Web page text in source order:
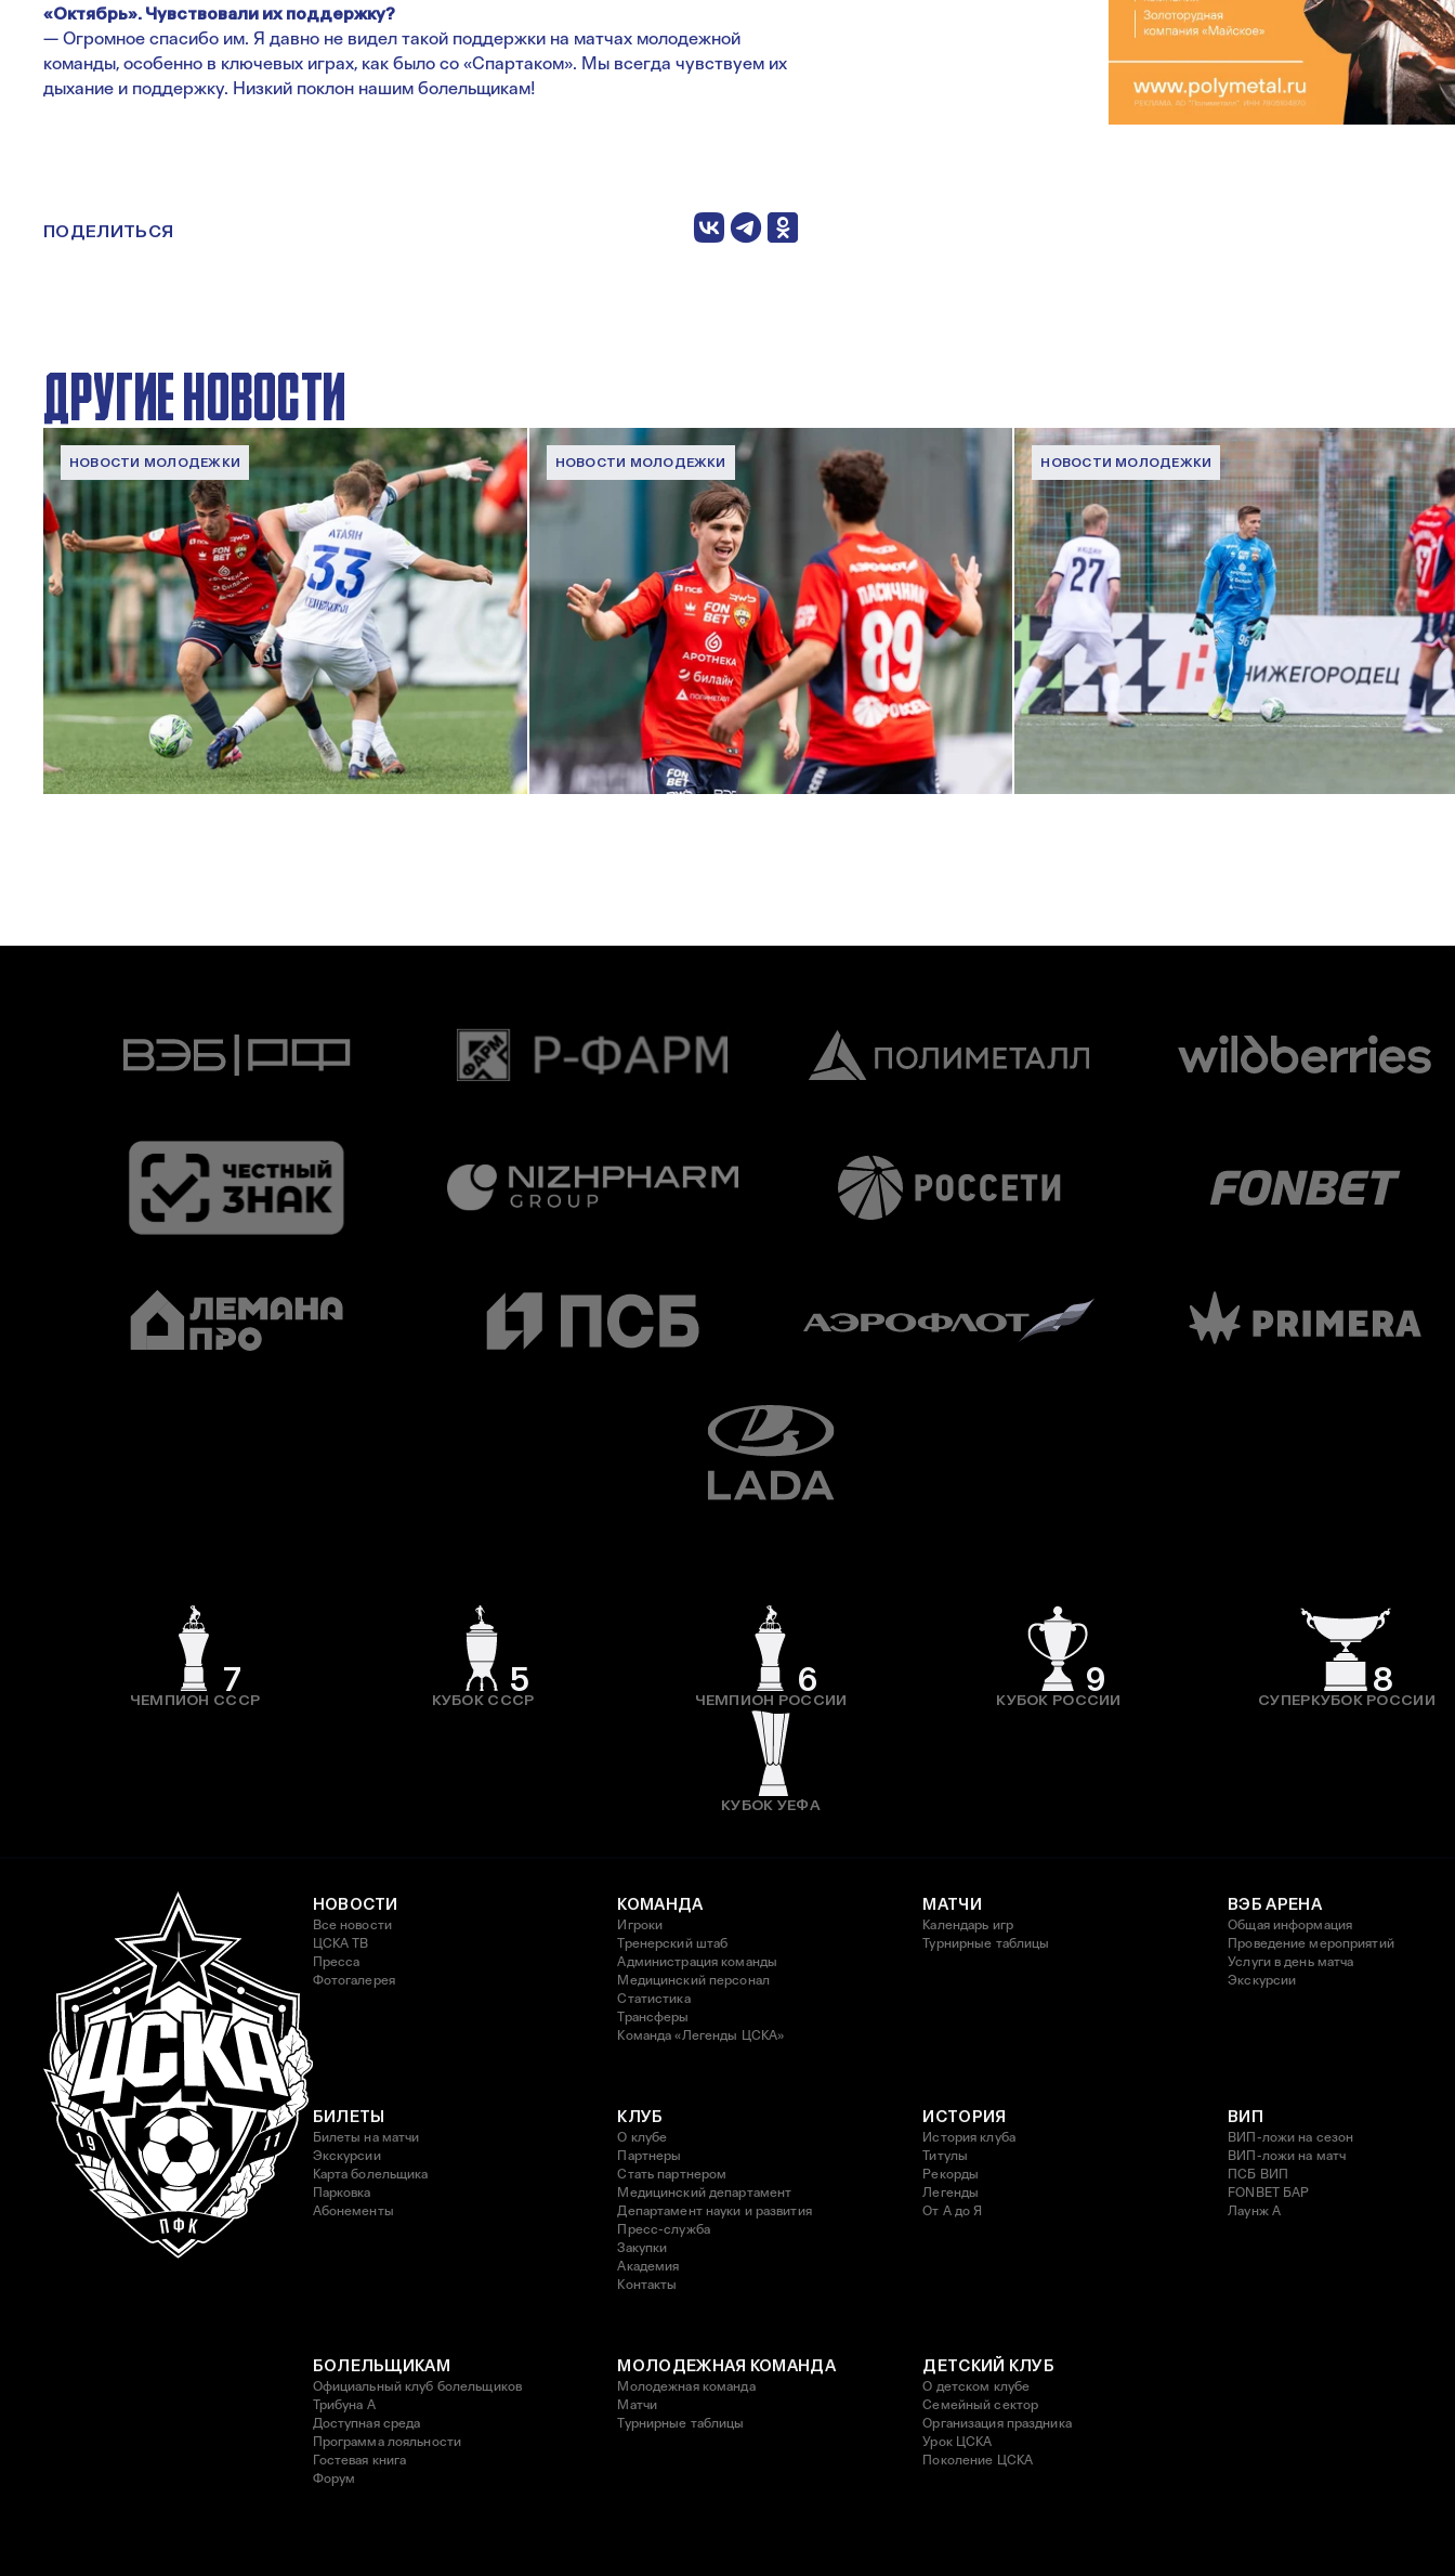
«Октябрь». Чувствовали их поддержку?
— Огромное спасибо им. Я давно не видел такой поддержки на матчах молодежной
команды, особенно в ключевых играх, как было со «Спартаком». Мы всегда чувствуем их
дыхание и поддержку. Низкий поклон нашим болельщикам!
ПОДЕЛИТЬСЯ
ДРУГИЕ НОВОСТИ
НОВОСТИ МОЛОДЕЖКИ
МФЛ. ПФК ЦСКА – Чертаново – 3:0
22 МАЯ 2026 15:02
НОВОСТИ МОЛОДЕЖКИ
МФЛ. ПФК ЦСКА – Динамо (Москва) – 3:1
1 МАЯ 2026 15:37
НОВОСТИ МОЛОДЕЖКИ
7
ЧЕМПИОН СССР
5
КУБОК СССР
6
ЧЕМПИОН РОССИИ
9
КУБОК РОССИИ
8
СУПЕРКУБОК РОССИИ
КУБОК УЕФА
НОВОСТИ
Все новости
ЦСКА ТВ
Пресса
Фотогалерея
КОМАНДА
Игроки
Тренерский штаб
Администрация команды
Медицинский персонал
Статистика
Трансферы
Команда «Легенды ЦСКА»
МАТЧИ
Календарь игр
Турнирные таблицы
ВЭБ АРЕНА
Общая информация
Проведение мероприятий
Услуги в день матча
Экскурсии
БИЛЕТЫ
Билеты на матчи
Экскурсии
Карта болельщика
Парковка
Абонементы
КЛУБ
О клубе
Партнеры
Стать партнером
Медицинский департамент
Департамент науки и развития
Пресс-служба
Закупки
Академия
Контакты
ИСТОРИЯ
История клуба
Титулы
Рекорды
Легенды
От А до Я
ВИП
ВИП-ложи на сезон
ВИП-ложи на матч
ПСБ ВИП
FONBET БАР
Лаунж A
БОЛЕЛЬЩИКАМ
Официальный клуб болельщиков
Трибуна А
Доступная среда
Программа лояльности
Гостевая книга
Форум
МОЛОДЕЖНАЯ КОМАНДА
Молодежная команда
Матчи
Турнирные таблицы
ДЕТСКИЙ КЛУБ
О детском клубе
Семейный сектор
Организация праздника
Урок ЦСКА
Поколение ЦСКА